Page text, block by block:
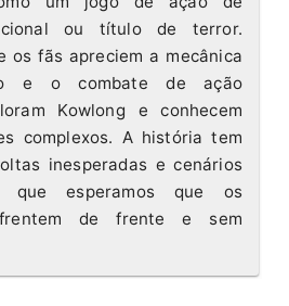
ou título de terror.
os fãs apreciem a mecânica
e o combate de ação
Kowlong e conhecem
complexos. A história tem
inesperadas e cenários
que esperamos que os
de frente e sem